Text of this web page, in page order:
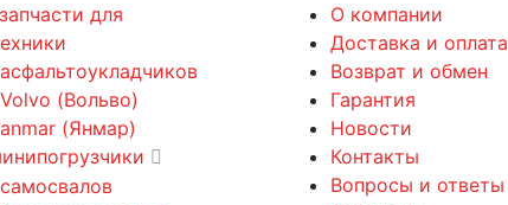
для
(Вольво)
(Янмар)
О компании
Доставка и оплата
Возврат и обмен
Гарантия
Новости
Контакты
Вопросы и ответы